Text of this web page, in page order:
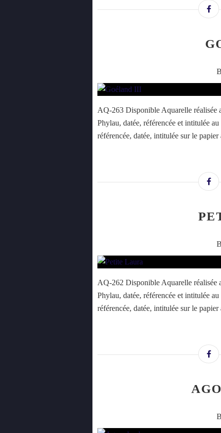
AQ-263 Disponible Aquarelle réalisée
Phylau, datée, référencée et intitulée
référencée, datée, intitulée sur le
AQ-262 Disponible Aquarelle réalisée
Phylau, datée, référencée et intitulée
référencée, datée, intitulée sur le